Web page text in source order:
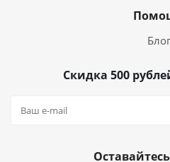
Блог
Скидка 500